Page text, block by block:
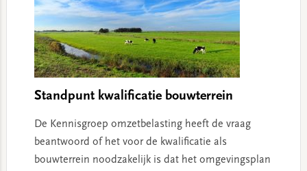
Standpunt kwalificatie bouwterrein
De Kennisgroep omzetbelasting heeft de vraag
beantwoord of het voor de kwalificatie als
bouwterrein noodzakelijk is dat het omgevingsplan